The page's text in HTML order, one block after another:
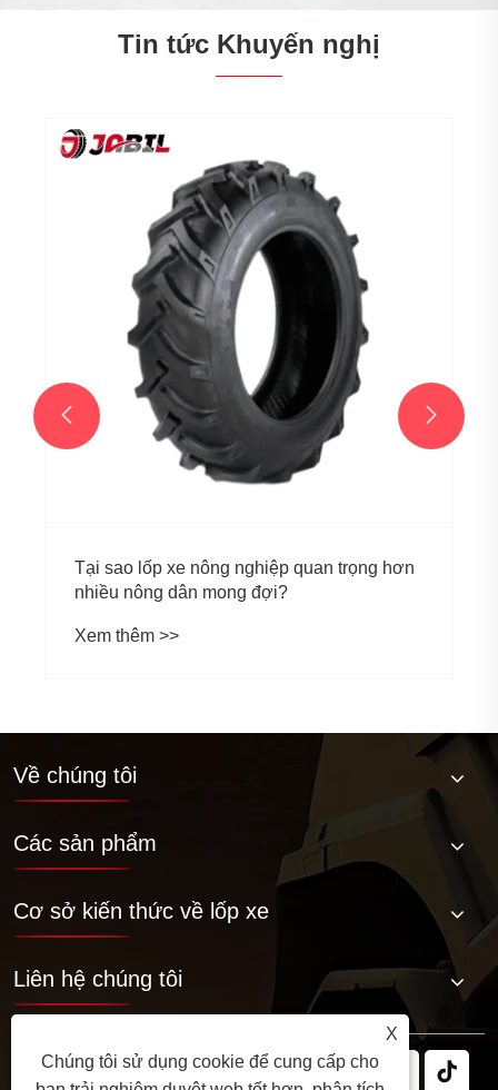
Tin tức Khuyến nghị
Cấp độ lớp của lốp OTR cho biết điều gì và
môi trường làm việc phù hợp cho lốp OTR
với các cấp độ lớp khác nhau là gì?
Xem thêm >>
 
Về chúng tôi
Các sản phẩm
Cơ sở kiến ​​thức về lốp xe
Liên hệ chúng tôi
X
Chúng tôi sử dụng cookie để cung cấp cho